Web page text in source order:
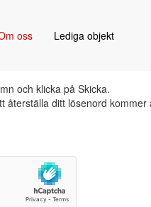
oss Lediga objekt
och klicka på Skicka.
återställa ditt lösenord kommer